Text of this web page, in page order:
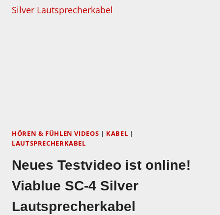
EINES
HÖREN & FÜHLEN VIDEOS | KABEL |
LAUTSPRECHERKABEL
Neues Testvideo ist online!
Viablue SC-4 Silver
Lautsprecherkabel